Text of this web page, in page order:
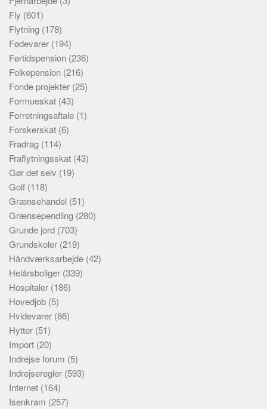
Fly (601)
Flytning (178)
Fødevarer (194)
Førtidspension (236)
Folkepension (216)
Fonde projekter (25)
Formueskat (43)
Forretningsaftale (1)
Forskerskat (6)
Fradrag (114)
Fraflytningsskat (43)
Gør det selv (19)
Golf (118)
Grænsehandel (51)
Grænsependling (280)
Grunde jord (703)
Grundskoler (219)
Håndværksarbejde (42)
Helårsboliger (339)
Hospitaler (186)
Hovedjob (5)
Hvidevarer (86)
Hytter (51)
Import (20)
Indrejse forum (5)
Indrejseregler (593)
Internet (164)
Isenkram (257)